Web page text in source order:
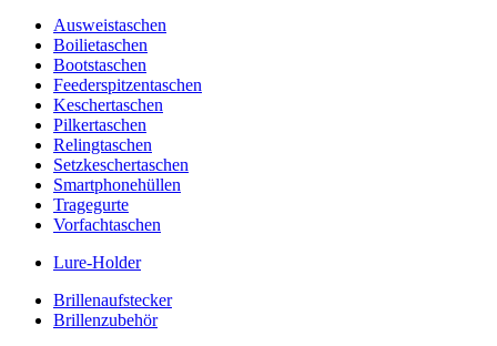
Ausweistaschen
Boilietaschen
Bootstaschen
Feederspitzentaschen
Keschertaschen
Pilkertaschen
Relingtaschen
Setzkeschertaschen
Smartphonehüllen
Tragegurte
Vorfachtaschen
Lure-Holder
Brillenaufstecker
Brillenzubehör